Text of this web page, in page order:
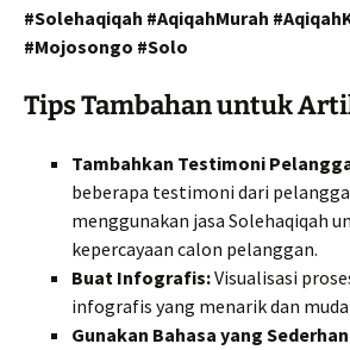
#Solehaqiqah #AqiqahMurah
#Mojosongo #Solo
Tips Tambahan untuk
Tambahkan Testimoni
beberapa testimoni dari
menggunakan jasa Solehaqiqah
kepercayaan calon pelanggan.
Buat Infografis:Visualisasi
infografis yang menarik dan
Gunakan Bahasa yang